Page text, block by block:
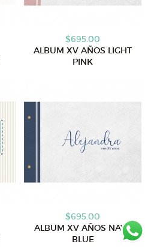
$695.00
ALBUM XV AÑOS LIGHT
PINK
$695.00
ALBUM XV AÑOS NAVY
BLUE